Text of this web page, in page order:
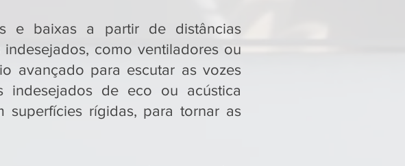
e baixas a partir de distâncias
como ventiladores ou
avançado para escutar as vozes
indesejados de eco ou acústica
superfícies rígidas, para tornar as